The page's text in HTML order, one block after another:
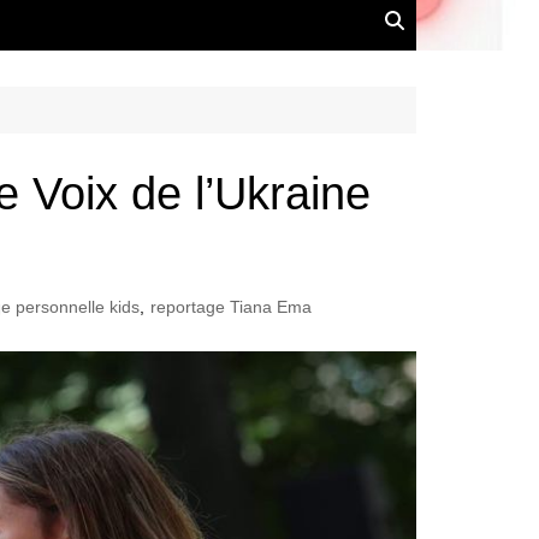
Voix de l’Ukraine
personnelle kids reportage Tiana Ema